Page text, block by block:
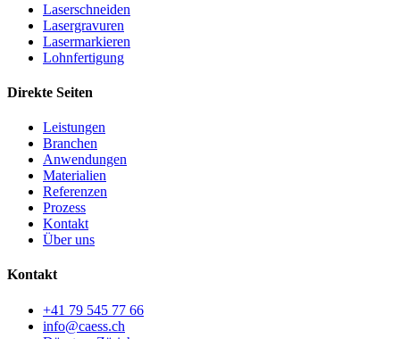
Laserschneiden
Lasergravuren
Lasermarkieren
Lohnfertigung
Direkte Seiten
Leistungen
Branchen
Anwendungen
Materialien
Referenzen
Prozess
Kontakt
Über uns
Kontakt
+41 79 545 77 66
info@caess.ch